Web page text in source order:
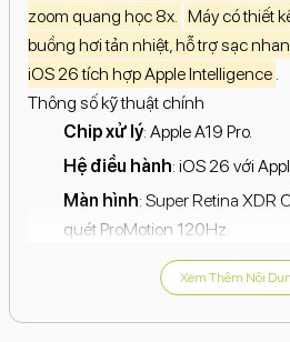
zoom quang học 8x. Máy có thiết
buồng hơi tản nhiệt, hỗ trợ sạc
iOS 26 tích hợp Apple Intelligence .
Thông số kỹ thuật chính
Chip xử lý: Apple A19 Pro.
Hệ điều hành: iOS 26 với
Màn hình: Super Retina XDR
quét ProMotion 120Hz.
Dung lượng lưu trữ: 1TB.
Xem Thêm Nội